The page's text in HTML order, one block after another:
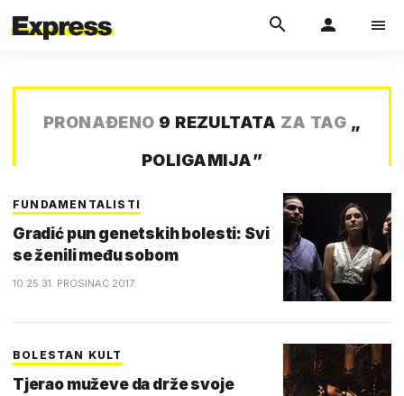
PRONAĐENO 9 REZULTATA ZA TAG „
POLIGAMIJA”
FUNDAMENTALISTI
Gradić pun genetskih bolesti: Svi
se ženili među sobom
10:25 31. PROSINAC 2017.
BOLESTAN KULT
Tjerao muževe da drže svoje